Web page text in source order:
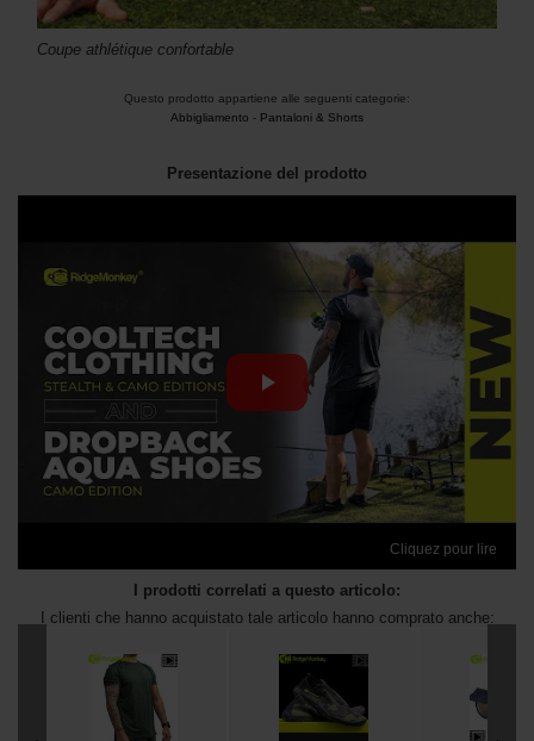
Coupe athlétique confortable
Questo prodotto appartiene alle seguenti categorie:
Abbigliamento - Pantaloni & Shorts
Presentazione del prodotto
Cliquez pour lire
I prodotti correlati a questo articolo:
I clienti che hanno acquistato tale articolo hanno comprato anche: